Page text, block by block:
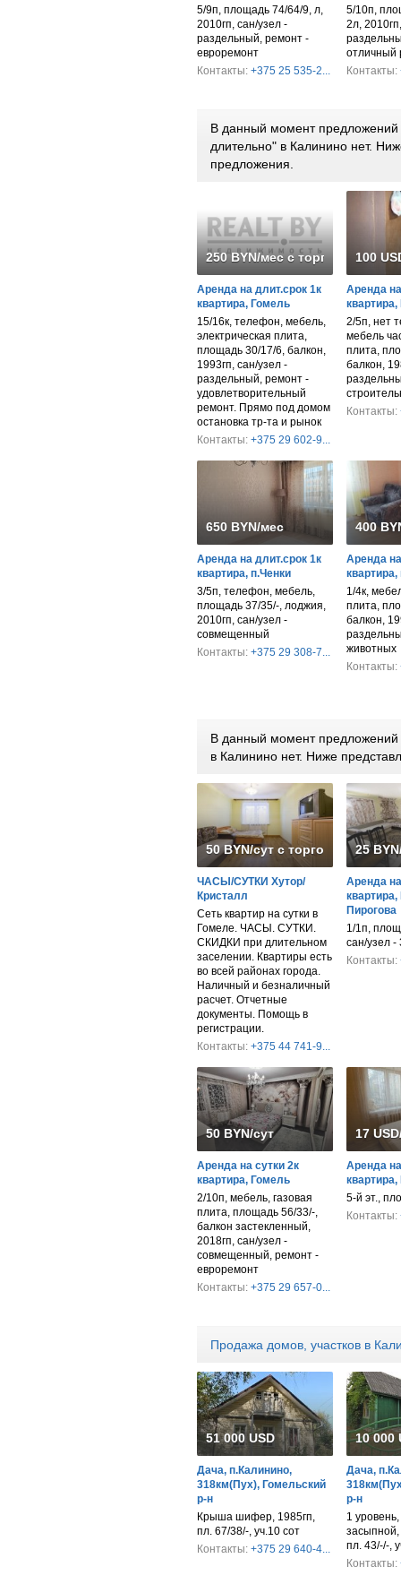
5/9п, площадь 74/64/9, л,
2010гп, сан/узел -
раздельный, ремонт -
евроремонт
Контакты: +375 25 535-2...
5/10п,
2л,
отличный
Контакты:
В данный момент предложений
длительно" в Калинино нет.
предложения.
250 BYN/мес с торгом
Аренда на длит.срок 1к
квартира, Гомель
15/16к, телефон, мебель,
электрическая плита,
площадь 30/17/6, балкон,
1993гп, сан/узел -
раздельный, ремонт -
удовлетворительный
ремонт. Прямо под домом
остановка тр-та и рынок
Контакты: +375 29 602-9...
100
Аренда
2/5п, нет
мебель
плита,
балкон,
Контакты:
650 BYN/мес
Аренда на длит.срок 1к
квартира, п.Ченки
3/5п, телефон, мебель,
площадь 37/35/-, лоджия,
2010гп, сан/узел -
совмещенный
Контакты: +375 29 308-7...
400
Аренда
квартира,
1/4к,
плита,
балкон,
животных
Контакты:
В данный момент предложений
в Калинино нет. Ниже
50 BYN/сут с торгом
ЧАСЫ/СУТКИ Хутор/
Кристалл
Сеть квартир на сутки в
Гомеле. ЧАСЫ. СУТКИ.
СКИДКИ при длительном
заселении. Квартиры есть
во всей районах города.
Наличный и безналичный
расчет. Отчетные
документы. Помощь в
регистрации.
Контакты: +375 44 741-9...
25
Аренда
Пирогова
1/1п,
сан/узел -
Контакты:
50 BYN/сут
Аренда на сутки 2к
квартира, Гомель
2/10п, мебель, газовая
плита, площадь 56/33/-,
балкон застекленный,
2018гп, сан/узел -
совмещенный, ремонт -
евроремонт
Контакты: +375 29 657-0...
17
Аренда
5-й эт.,
Контакты:
Продажа домов, участков в
51 000 USD
Дача, п.Калинино,
318км(Пух), Гомельский
р-н
Крыша шифер, 1985гп,
пл. 67/38/-, уч.10 сот
Контакты: +375 29 640-4...
10 000
Дача,
р-н
1
пл. 43/-/-,
Контакты: